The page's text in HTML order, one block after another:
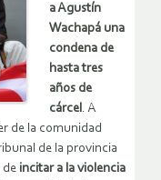
a Agustín
Wachapá una
condena de
hasta tres
años de
cárcel . A
de la comunidad
de la provincia
de incitar a la violencia